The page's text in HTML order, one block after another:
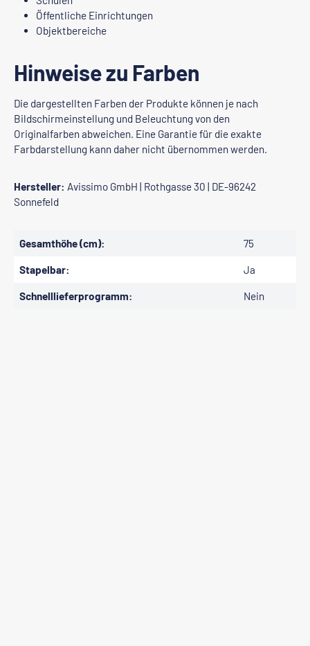
Öffentliche Einrichtungen
Objektbereiche
Hinweise zu Farben
Die dargestellten Farben der Produkte können je nach
Bildschirmeinstellung und Beleuchtung von den
Originalfarben abweichen. Eine Garantie für die exakte
Farbdarstellung kann daher nicht übernommen werden.
Hersteller: Avissimo GmbH | Rothgasse 30 | DE-96242
Sonnefeld
Gesamthöhe (cm): 75
Stapelbar: Ja
Schnelllieferprogramm: Nein